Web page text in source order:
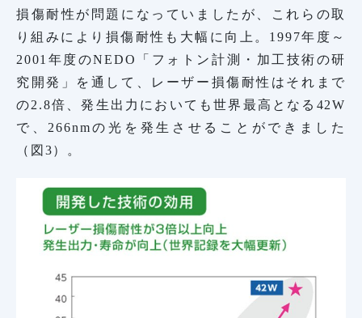
損傷耐性が問題になっていましたが、これらの取
り組みにより損傷耐性も大幅に向上。1997年度～
2001年度のNEDO「フォトン計測・加工技術の研
究開発」を通して、レーザー損傷耐性はそれまで
の2.8倍、発生出力においても世界最高となる42W
で、266nmの光を発生させることができました
（図3）。